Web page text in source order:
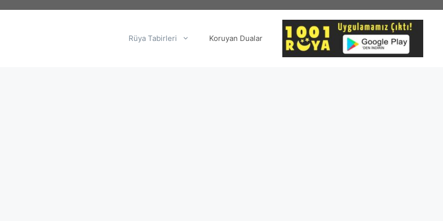
Rüya Tabirleri Koruyan Dualar